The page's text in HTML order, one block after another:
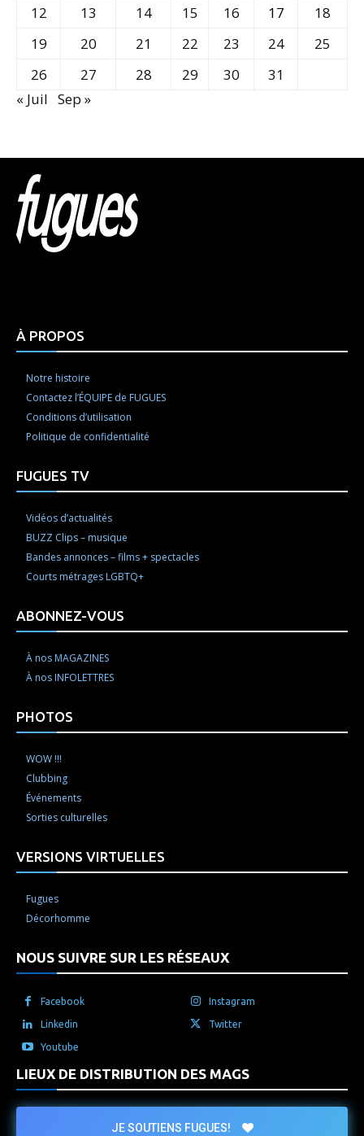
12
13 14 15 16 17
18
19
20 21 22 23 24
25
26
27 28 29 30
31
« Juil Sep »
À PROPOS
Notre histoire
Contactez l’ÉQUIPE de FUGUES
Conditions d’utilisation
Politique de confidentialité
FUGUES TV
Vidéos d’actualités
BUZZ Clips – musique
Bandes annonces – films + spectacles
Courts métrages LGBTQ+
ABONNEZ-VOUS
À nos MAGAZINES
À nos INFOLETTRES
PHOTOS
WOW !!!
Clubbing
Événements
Sorties culturelles
VERSIONS VIRTUELLES
Fugues
Décorhomme
NOUS SUIVRE SUR LES RÉSEAUX
Facebook Instagram
Linkedin Twitter
Youtube
LIEUX DE DISTRIBUTION DES MAGS
JE SOUTIENS FUGUES!